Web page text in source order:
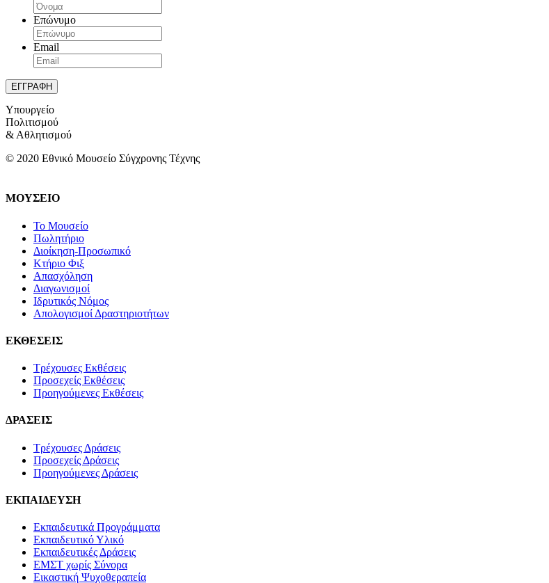
Επώνυμο
Email
Υπουργείο
Πολιτισμού
& Αθλητισμού
© 2020 Εθνικό Μουσείο Σύγχρονης Τέχνης
ΜΟΥΣΕΙΟ
Το Μουσείο
Πωλητήριο
Διοίκηση-Προσωπικό
Κτήριο Φιξ
Απασχόληση
Διαγωνισμοί
Ιδρυτικός Νόμος
Απολογισμοί Δραστηριοτήτων
ΕΚΘΕΣΕΙΣ
Τρέχουσες Εκθέσεις
Προσεχείς Εκθέσεις
Προηγούμενες Εκθέσεις
ΔΡΑΣΕΙΣ
Τρέχουσες Δράσεις
Προσεχείς Δράσεις
Προηγούμενες Δράσεις
ΕΚΠΑΙΔΕΥΣΗ
Εκπαιδευτικά Προγράμματα
Εκπαιδευτικό Υλικό
Εκπαιδευτικές Δράσεις
ΕΜΣΤ χωρίς Σύνορα
Εικαστική Ψυχοθεραπεία